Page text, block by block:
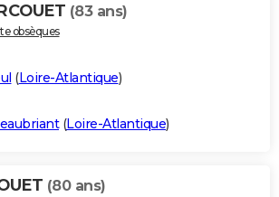
(83 ans)
obsèques
(Loire-Atlantique)
(Loire-Atlantique)
(80 ans)